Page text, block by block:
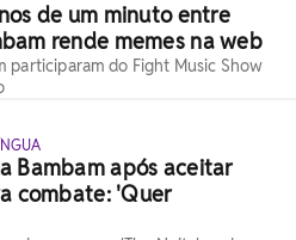
de um minuto entre
rende memes na web
participaram do Fight Music Show
Bambam após aceitar
combate: 'Quer